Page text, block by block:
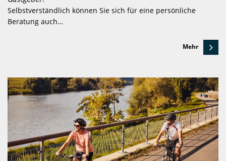
Selbstverständlich können Sie sich für eine persönliche
Beratung auch…
Mehr